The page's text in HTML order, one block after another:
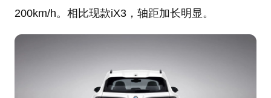
200km/h。相比现款iX3，轴距加长明显。